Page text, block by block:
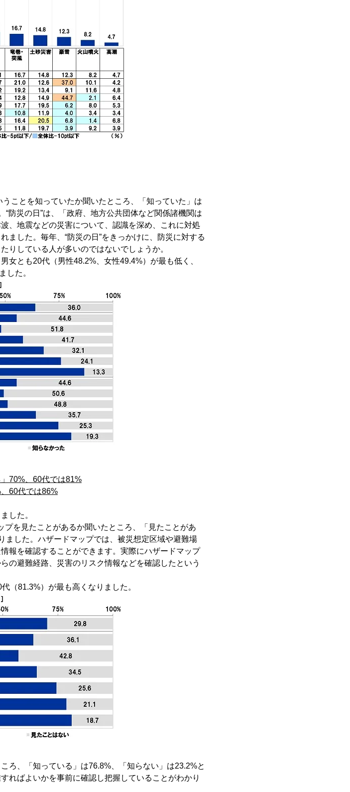
ことを知っていたか聞いたところ、「知っていた」は
防災の日”は、「政府、地方公共団体など関係諸機関は
、地震などの災害について、認識を深め、これに対処
ました。毎年、“防災の日”をきっかけに、防災に対する
りしている人が多いのではないでしょうか。
女とも20代（男性48.2%、女性49.4%）が最も低く、
した。
70%、60代では81%
60代では86%
した。
を見たことがあるか聞いたところ、「見たことがあ
ました。ハザードマップでは、被災想定区域や避難場
報を確認することができます。実際にハザードマップ
の避難経路、災害のリスク情報などを確認したという
（81.3%）が最も高くなりました。
ろ、「知っている」は76.8%、「知らない」は23.2%と
ればよいかを事前に確認し把握していることがわかり